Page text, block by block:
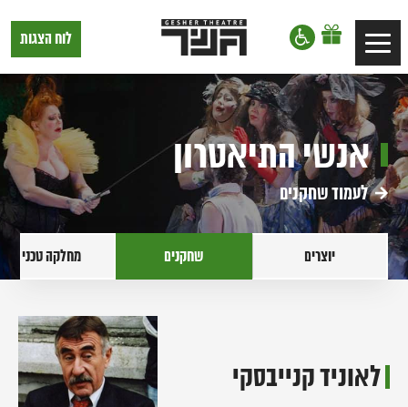
דלג לסרגל הניווט
דלג לתוכן
Toggle
navigation
תיאטרון
גשר,
בתל
אביב
לוח הצגות
אנשי התיאטרון
לעמוד שחקנים
יוצרים שחקנים מחלקה טכנית
לאוניד קנייבסקי